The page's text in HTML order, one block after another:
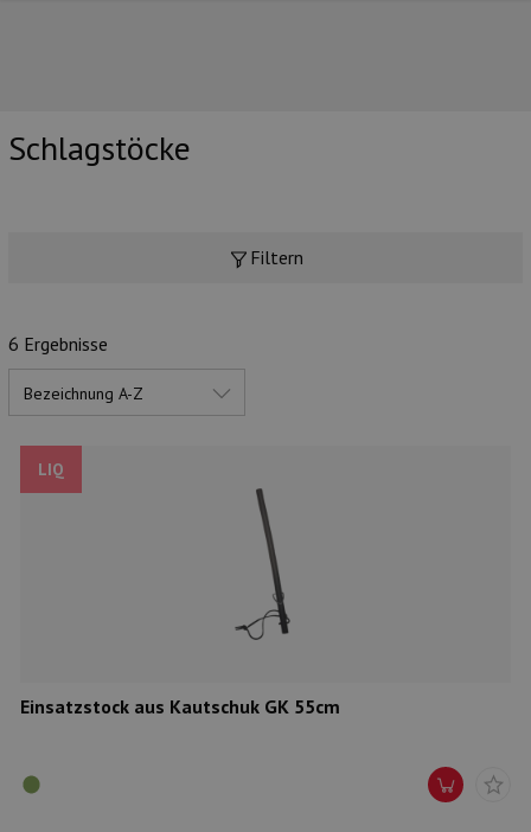
Schlagstöcke
Filtern
6 Ergebnisse
LIQ
Einsatzstock aus Kautschuk GK 55cm